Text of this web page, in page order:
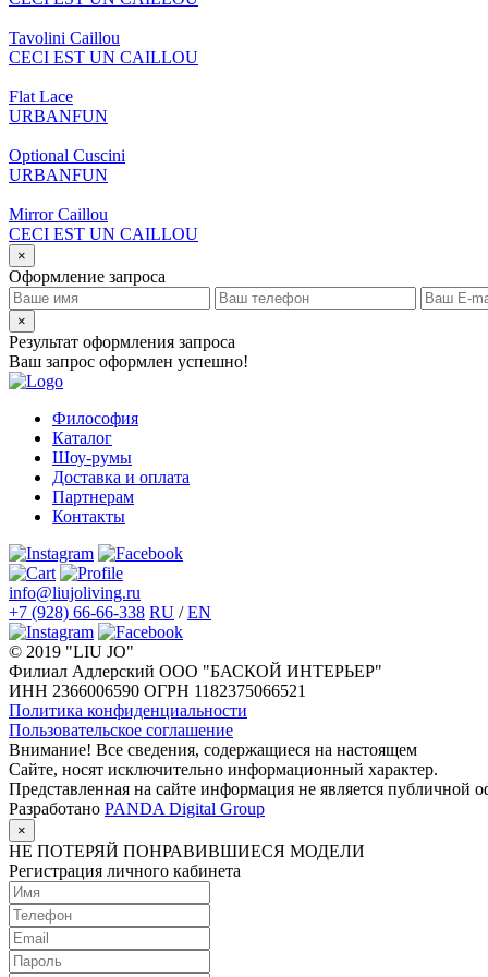
Tavolini Caillou
CECI EST UN CAILLOU
Flat Lace
URBANFUN
Optional Cuscini
URBANFUN
Mirror Caillou
CECI EST UN CAILLOU
×
Оформление запроса
×
Результат оформления запроса
Ваш запрос оформлен успешно!
Философия
Каталог
Шоу-румы
Доставка и оплата
Партнерам
Контакты
info@liujoliving.ru
+7 (928) 66-66-338 RU /EN
© 2019 "LIU JO"
Филиал Адлерский ООО "БАСКОЙ ИНТЕРЬЕР"
ИНН 2366006590 ОГРН 1182375066521
Политика конфиденциальности
Пользовательское соглашение
Внимание! Все сведения, содержащиеся на настоящем
Сайте, носят исключительно информационный характер.
Представленная на сайте информация не является публичной
Разработано PANDA Digital Group
×
НЕ ПОТЕРЯЙ ПОНРАВИВШИЕСЯ МОДЕЛИ
Регистрация личного кабинета